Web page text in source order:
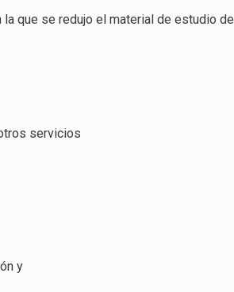
que se redujo el material de estudio de
servicios
y